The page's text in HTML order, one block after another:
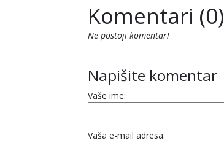
Komentari (0)
Ne postoji komentar!
Napišite komentar
Vaše ime:
Vaša e-mail adresa: